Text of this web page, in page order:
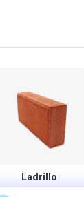
Ladrillo